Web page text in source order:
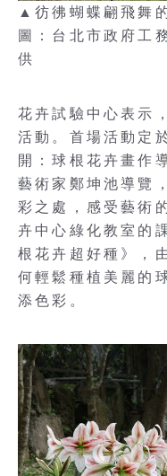
▲彷彿蝴蝶翩飛舞
圖：台北市政府工
供
花卉試驗中心表示
活動。首場活動定
開：球根花卉畫作
藝術家鄭坤池導覽
彩之處，感受藝術
卉中心綠化教室的
根花卉超好種》，
何輕鬆種植美麗的
添色彩。